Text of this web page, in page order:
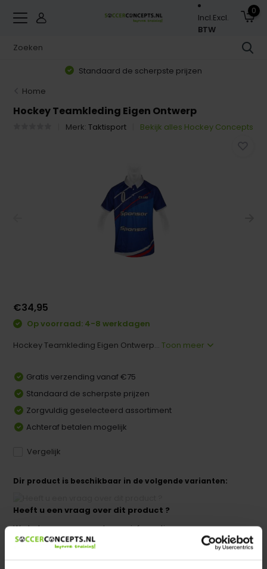
Incl.Excl.
BTW
0
Standaard de scherpste prijzen
Home
Hockey Teamkleding Eigen Ontwerp
Merk:Taktisport Bekijk alles Hockey Concepts
€34,95
Op voorraad: 4-8 werkdagen
Hockey Teamkleding Eigen Ontwerp...Toon meer
Gratis verzending vanaf €75
Standaard de scherpste prijzen
Zorgvuldig geselecteerd assortiment
Achteraf betalen mogelijk
Vergelijk
Dir product is beschikbaar in de volgende varianten:
Heeft u een vraag over dit product ?
We helpen u graag met meer informatie
Verstuur email